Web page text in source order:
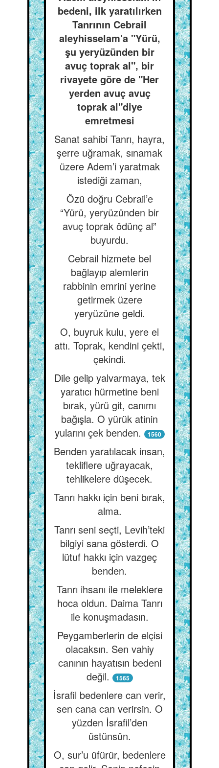
bedeni, ilk yaratılırken
Tanrının Cebrail
aleyhisselam'a "Yürü,
şu yeryüzünden bir
avuç toprak al", bir
rivayete göre de "Her
yerden avuç avuç
toprak al"diye
emretmesi
Sanat sahibi Tanrı, hayra,
şerre uğramak, sınamak
üzere Adem’i yaratmak
istediği zaman,
Özü doğru Cebrail’e
“Yürü, yeryüzünden bir
avuç toprak ödünç al”
buyurdu.
Cebrail hizmete bel
bağlayıp alemlerin
rabbinin emrini yerine
getirmek üzere
yeryüzüne geldi.
O, buyruk kulu, yere el
attı. Toprak, kendini çekti,
çekindi.
Dile gelip yalvarmaya, tek
yaratıcı hürmetine beni
bırak, yürü git, canımı
bağışla. O yürük atinin
yularını çek benden.
1560
Benden yaratılacak insan,
tekliflere uğrayacak,
tehlikelere düşecek.
Tanrı hakkı için beni bırak,
alma.
Tanrı seni seçti, Levih’teki
bilgiyi sana gösterdi. O
lütuf hakkı için vazgeç
benden.
Tanrı ihsanı ile meleklere
hoca oldun. Daima Tanrı
ile konuşmadasın.
Peygamberlerin de elçisi
olacaksın. Sen vahiy
canının hayatısın bedeni
değil.
1565
İsrafil bedenlere can verir,
sen cana can verirsin. O
yüzden İsrafil’den
üstünsün.
O, sur’u üfürür, bedenlere